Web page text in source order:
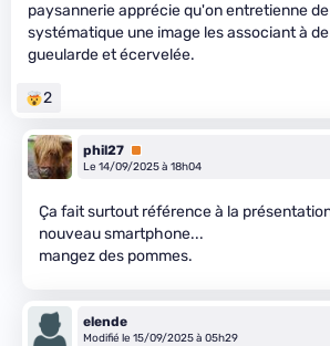
paysannerie apprécie qu'on entretienne
systématique une image les associant à
gueularde et écervelée.
2
phil27 Premium
Le 14/09/2025 à 18h04
Ça fait surtout référence à la
nouveau smartphone...
mangez des pommes.
elende
Modifié le 15/09/2025 à 05h29